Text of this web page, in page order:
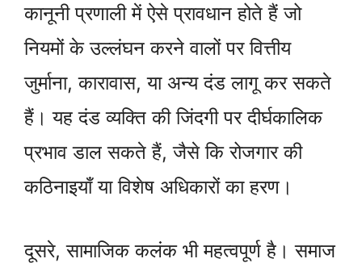
कानूनी प्रणाली में ऐसे प्रावधान होते हैं जो
नियमों के उल्लंघन करने वालों पर वित्तीय
जुर्माना, कारावास, या अन्य दंड लागू कर सकते
हैं। यह दंड व्यक्ति की जिंदगी पर दीर्घकालिक
प्रभाव डाल सकते हैं, जैसे कि रोजगार की
कठिनाइयाँ या विशेष अधिकारों का हरण।
दूसरे, सामाजिक कलंक भी महत्वपूर्ण है। समाज